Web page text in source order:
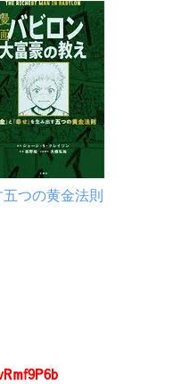
つの黄金法則